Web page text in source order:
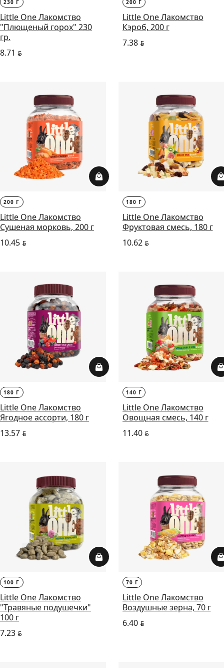
230 Г
Little One Лакомство
"Плющеный горох" 230
гр.
8.71 BYN
200 Г
Little One Лакомство
Кэроб, 200 г
7.38BYN
200 Г
Little One Лакомство
Сушеная морковь, 200 г
10.45 BYN
180 Г
Little One Лакомство
Фруктовая смесь, 180 г
10.62 BYN
180 Г
Little One Лакомство
Ягодное ассорти, 180 г
13.57 BYN
140 Г
Little One Лакомство
Овощная смесь, 140 г
11.40BYN
100 Г
Little One Лакомство
"Травяные подушечки"
100 г
7.23 BYN
70 Г
Little One Лакомство
Воздушные зерна, 70 г
6.40BYN